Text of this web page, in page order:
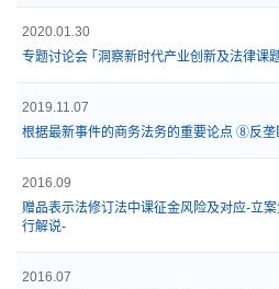
2020.01.30
专题讨论会 ｢洞察新时代产业创新及法律课
2019.11.07
根据最新事件的商务法务的重要论点 ⑧反垄
2016.09
赠品表示法修订法中课征金风险及对应-立
行解说-
2016.07